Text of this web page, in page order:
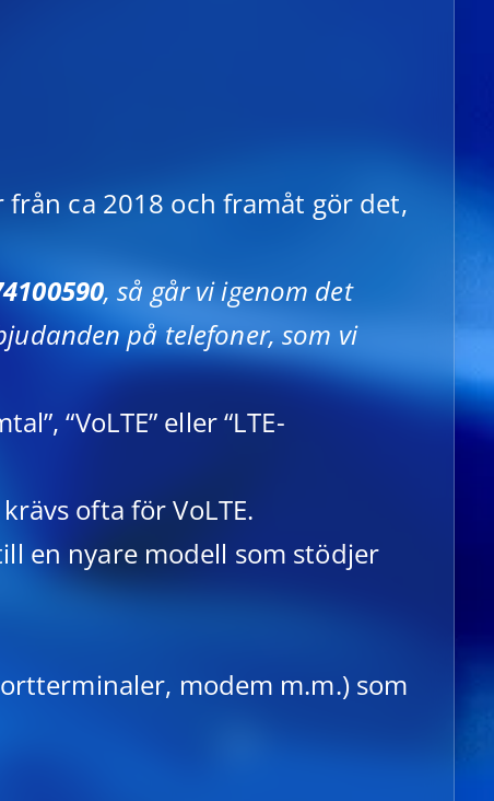
från ca 2018 och framåt gör det,
, så går vi igenom det
på telefoner, som vi
“VoLTE” eller “LTE-
ofta för VoLTE.
en nyare modell som stödjer
modem m.m.) som